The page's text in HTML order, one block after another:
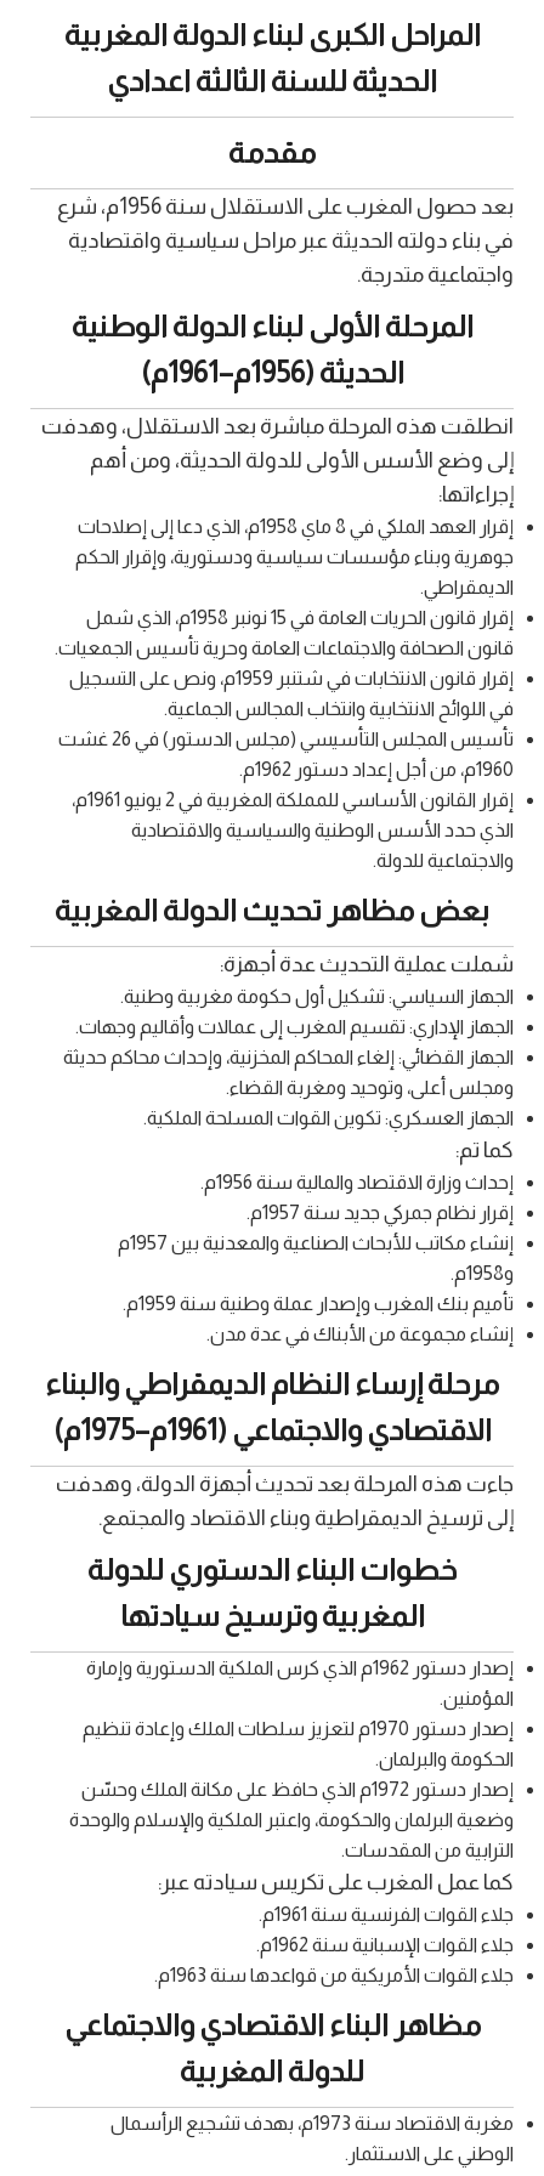
المراحل الكبرى لبناء الدولة المغربية
الحديثة للسنة الثالثة اعدادي
مقدمة
بعد حصول المغرب على الاستقلال سنة 1956م، شرع
في بناء دولته الحديثة عبر مراحل سياسية واقتصادية
واجتماعية متدرجة.
المرحلة الأولى لبناء الدولة الوطنية
الحديثة (1956م–1961م)
انطلقت هذه المرحلة مباشرة بعد الاستقلال، وهدفت
إلى وضع الأسس الأولى للدولة الحديثة، ومن أهم
إجراءاتها:
إقرار العهد الملكي في 8 ماي 1958م، الذي دعا إلى إصلاحات
جوهرية وبناء مؤسسات سياسية ودستورية، وإقرار الحكم
الديمقراطي.
إقرار قانون الحريات العامة في 15 نونبر 1958م، الذي شمل
قانون الصحافة والاجتماعات العامة وحرية تأسيس الجمعيات.
إقرار قانون الانتخابات في شتنبر 1959م، ونص على التسجيل
في اللوائح الانتخابية وانتخاب المجالس الجماعية.
تأسيس المجلس التأسيسي (مجلس الدستور) في 26 غشت
1960م، من أجل إعداد دستور 1962م.
إقرار القانون الأساسي للمملكة المغربية في 2 يونيو 1961م،
الذي حدد الأسس الوطنية والسياسية والاقتصادية
والاجتماعية للدولة.
بعض مظاهر تحديث الدولة المغربية
شملت عملية التحديث عدة أجهزة:
الجهاز السياسي: تشكيل أول حكومة مغربية وطنية.
الجهاز الإداري: تقسيم المغرب إلى عمالات وأقاليم وجهات.
الجهاز القضائي: إلغاء المحاكم المخزنية، وإحداث محاكم حديثة
ومجلس أعلى، وتوحيد ومغربة القضاء.
الجهاز العسكري: تكوين القوات المسلحة الملكية.
كما تم:
إحداث وزارة الاقتصاد والمالية سنة 1956م.
إقرار نظام جمركي جديد سنة 1957م.
إنشاء مكاتب للأبحاث الصناعية والمعدنية بين 1957م
و1958م.
تأميم بنك المغرب وإصدار عملة وطنية سنة 1959م.
إنشاء مجموعة من الأبناك في عدة مدن.
مرحلة إرساء النظام الديمقراطي والبناء
الاقتصادي والاجتماعي (1961م–1975م)
جاءت هذه المرحلة بعد تحديث أجهزة الدولة، وهدفت
إلى ترسيخ الديمقراطية وبناء الاقتصاد والمجتمع.
خطوات البناء الدستوري للدولة
المغربية وترسيخ سيادتها
إصدار دستور 1962م الذي كرس الملكية الدستورية وإمارة
المؤمنين.
إصدار دستور 1970م لتعزيز سلطات الملك وإعادة تنظيم
الحكومة والبرلمان.
إصدار دستور 1972م الذي حافظ على مكانة الملك وحسّن
وضعية البرلمان والحكومة، واعتبر الملكية والإسلام والوحدة
الترابية من المقدسات.
كما عمل المغرب على تكريس سيادته عبر:
جلاء القوات الفرنسية سنة 1961م.
جلاء القوات الإسبانية سنة 1962م.
جلاء القوات الأمريكية من قواعدها سنة 1963م.
مظاهر البناء الاقتصادي والاجتماعي
للدولة المغربية
مغربة الاقتصاد سنة 1973م، بهدف تشجيع الرأسمال
الوطني على الاستثمار.